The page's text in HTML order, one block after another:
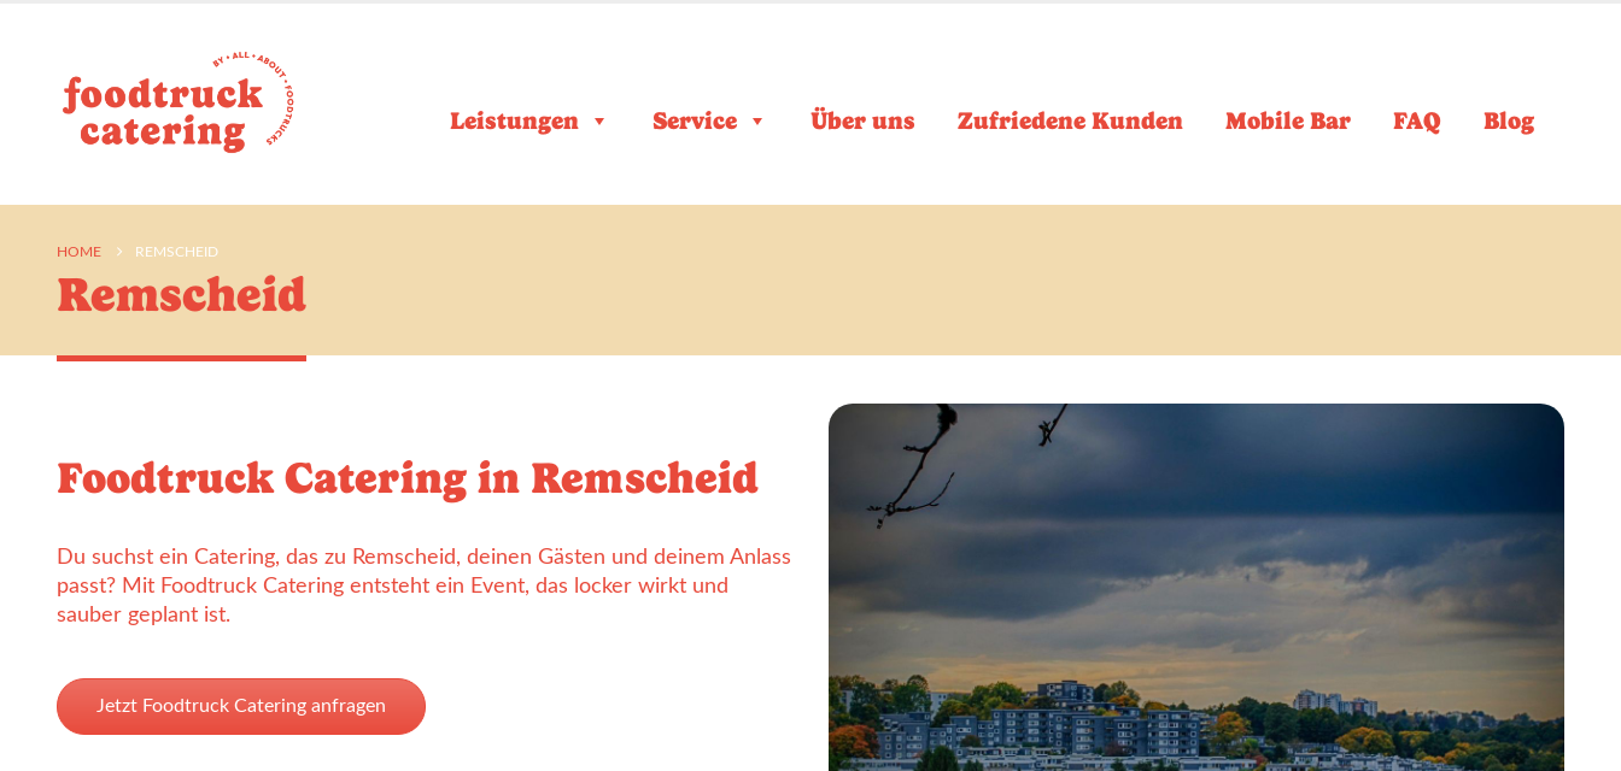
Leistungen Service Über uns Zufriedene Kunden Mobile Bar FAQ Blog
HOME REMSCHEID
Remscheid
Foodtruck Catering in Remscheid
Du suchst ein Catering, das zu Remscheid, deinen Gästen und deinem Anlass
passt? Mit Foodtruck Catering entsteht ein Event, das locker wirkt und
sauber geplant ist.
Jetzt Foodtruck Catering anfragen